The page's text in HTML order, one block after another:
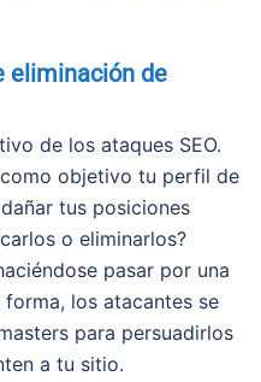
de
de los ataques SEO.
objetivo tu perfil de
tus posiciones
o eliminarlos?
pasar por una
los atacantes se
para persuadirlos
a tu sitio.